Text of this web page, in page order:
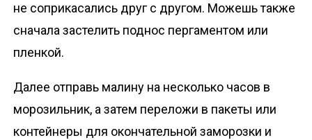
не соприкасались друг с другом. Можешь также
сначала застелить поднос пергаментом или
пленкой.
Далее отправь малину на несколько часов в
морозильник, а затем переложи в пакеты или
контейнеры для окончательной заморозки и